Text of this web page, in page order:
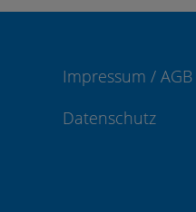
Impressum / AGB
Datenschutz